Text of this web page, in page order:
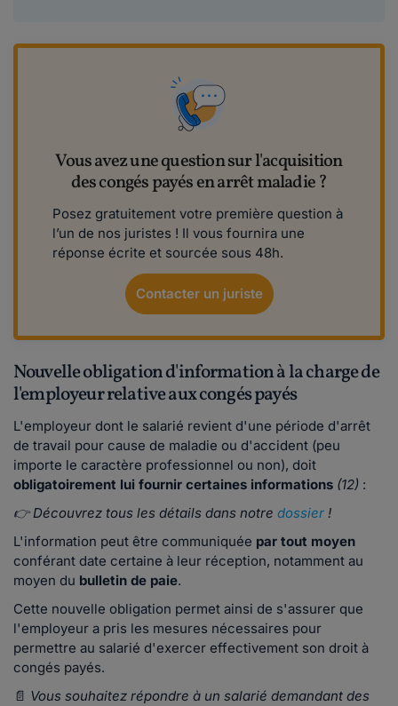
Vous avez une question sur l'acquisition
des congés payés en arrêt maladie ?
Posez gratuitement votre première question à
l’un de nos juristes ! Il vous fournira une
réponse écrite et sourcée sous 48h.
Contacter un juriste
Nouvelle obligation d'information à la charge de
l'employeur relative aux congés payés
L'employeur dont le salarié revient d'une période d'arrêt
de travail pour cause de maladie ou d'accident (peu
importe le caractère professionnel ou non), doit
obligatoirement lui fournir certaines informations (12) :
👉 Découvrez tous les détails dans notre dossier !
L'information peut être communiquée par tout moyen
conférant date certaine à leur réception, notamment au
moyen du bulletin de paie.
Cette nouvelle obligation permet ainsi de s'assurer que
l'employeur a pris les mesures nécessaires pour
permettre au salarié d'exercer effectivement son droit à
congés payés.
📄 Vous souhaitez répondre à un salarié demandant des